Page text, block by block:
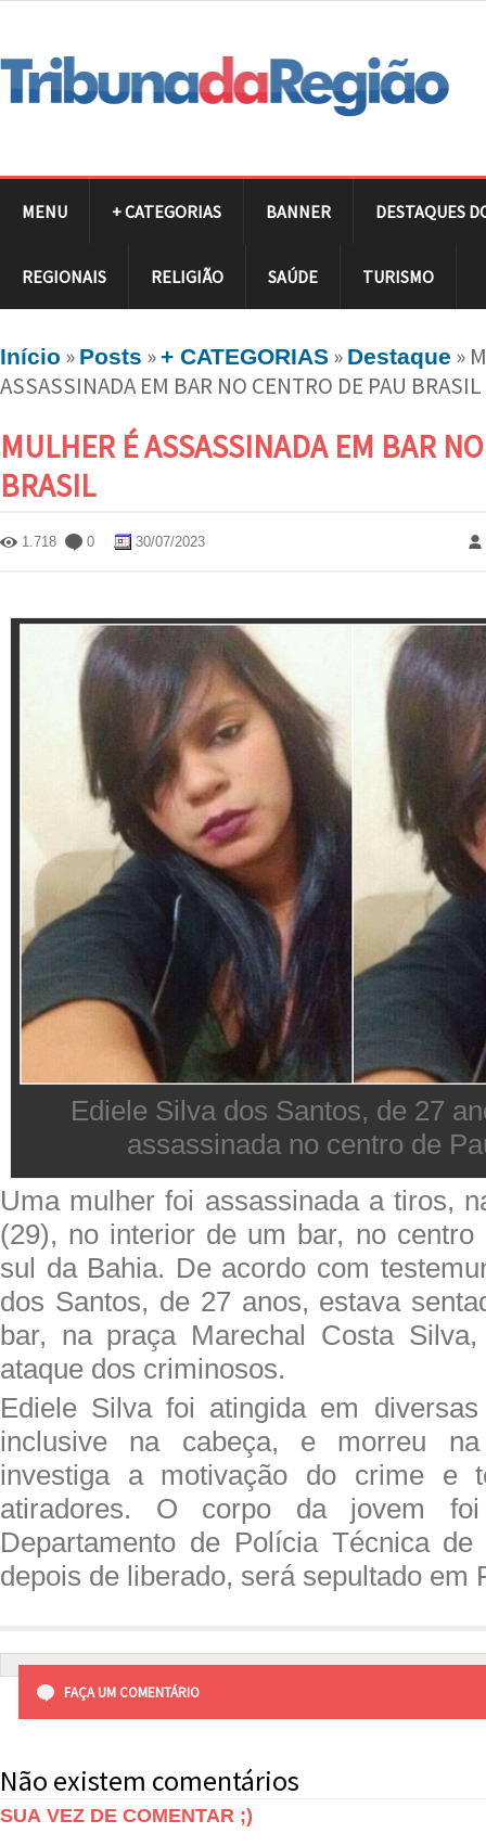
MENU + CATEGORIAS BANNER DESTAQUES
REGIONAIS RELIGIÃO SAÚDE TURISMO
Início » Posts »+ CATEGORIAS » Destaque »
ASSASSINADA EM BAR NO CENTRO DE PAU BRASIL
MULHER É ASSASSINADA EM BAR
BRASIL
1.718 0 30/07/2023
Ediele Silva dos Santos, de 27
assassinada no centro de
Uma mulher foi assassinada a tiros,
(29), no interior de um bar, no
sul da Bahia. De acordo com
dos Santos, de 27 anos, estava
bar, na praça Marechal Costa
ataque dos criminosos.
Ediele Silva foi atingida em
inclusive na cabeça, e morreu
investiga a motivação do crime e
atiradores. O corpo da jovem
Departamento de Polícia Técnica
depois de liberado, será sepultado em
FAÇA UM COMENTÁRIO
Não existem comentários
SUA VEZ DE COMENTAR ;)